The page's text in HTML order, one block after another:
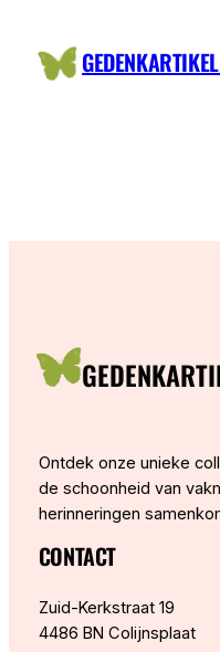
Ontdek onze unieke
de schoonheid van
herinneringen
CONTACT
Zuid-Kerkstraat 19
4486 BN Colijnsplaat